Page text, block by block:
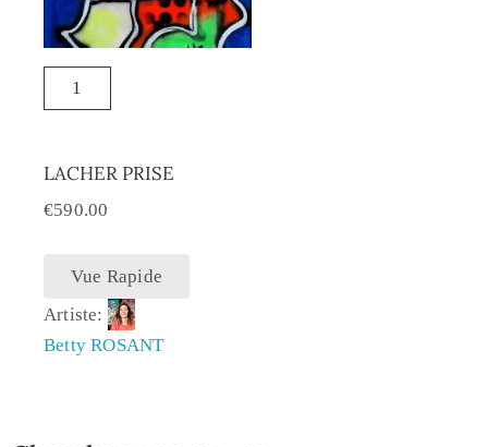
LACHER PRISE
€590.00
Vue Rapide
Artiste:
Betty ROSANT